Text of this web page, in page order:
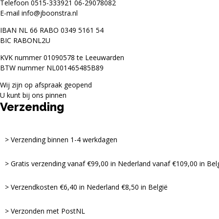
Telefoon 0515-333921 06-29078082
E-mail info@jboonstra.nl
IBAN NL 66 RABO 0349 5161 54
BIC RABONL2U
KVK nummer 01090578 te Leeuwarden
BTW nummer NL001465485B89
Wij zijn op afspraak geopend
U kunt bij ons pinnen
Verzending
Verzending binnen 1-4 werkdagen
Gratis verzending vanaf €99,00 in Nederland vanaf €109,00 in
Verzendkosten €6,40 in Nederland €8,50 in België
Verzonden met PostNL